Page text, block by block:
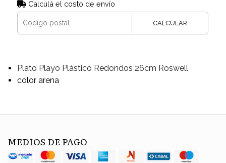
Calculá el costo de envío
CALCULAR
Plato Playo Plástico Redondos 26cm Roswell
color arena
MEDIOS DE PAGO